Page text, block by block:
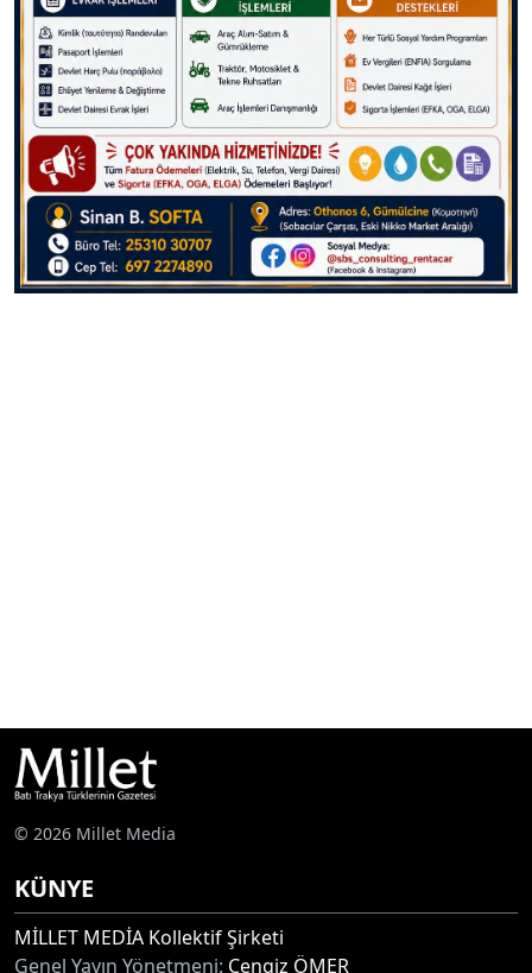
© 2026 Millet Media
KÜNYE
MİLLET MEDİA Kollektif Şirketi
Genel Yayın Yönetmeni: Cengiz ÖMER